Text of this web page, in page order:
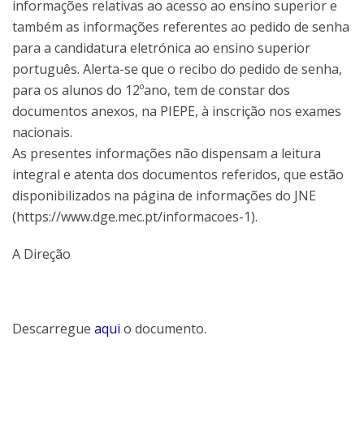
informações relativas ao acesso ao ensino superior e
também as informações referentes ao pedido de senha
para a candidatura eletrónica ao ensino superior
português. Alerta-se que o recibo do pedido de senha,
para os alunos do 12ºano, tem de constar dos
documentos anexos, na PIEPE, à inscrição nos exames
nacionais.
As presentes informações não dispensam a leitura
integral e atenta dos documentos referidos, que estão
disponibilizados na página de informações do JNE
(https://www.dge.mec.pt/informacoes-1).
A Direção
Descarregue aqui o documento.